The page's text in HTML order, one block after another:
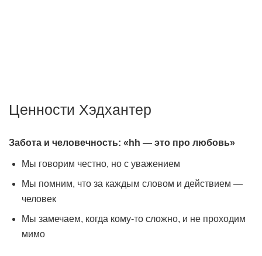
Ценности Хэдхантер
Забота и человечность: «hh — это про любовь»
Мы говорим честно, но с уважением
Мы помним, что за каждым словом и действием —
человек
Мы замечаем, когда кому-то сложно, и не проходим
мимо